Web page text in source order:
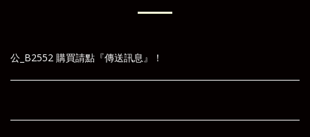
公_B2552 購買請點『傳送訊息』！